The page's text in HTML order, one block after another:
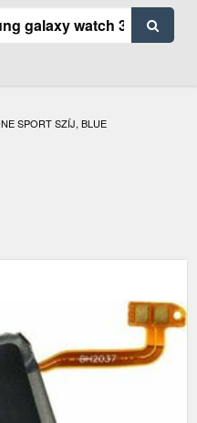
SPORT SZÍJ, BLUE